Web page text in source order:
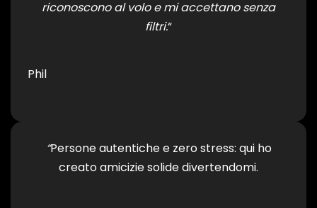
riconoscono al volo e mi accettano senza
filtri.“
Phil
“Persone autentiche e zero stress: qui ho
creato amicizie solide divertendomi.